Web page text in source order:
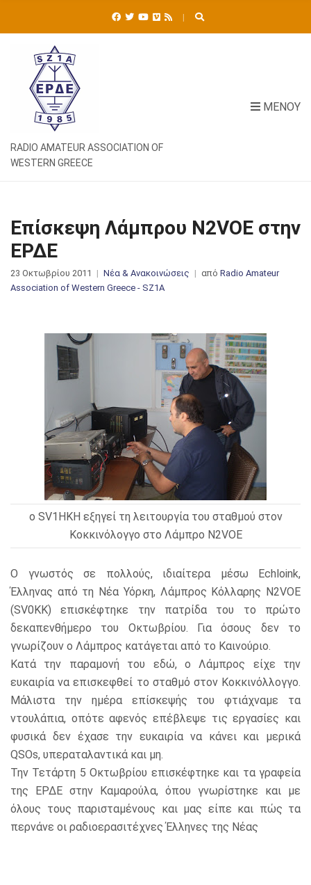
RADIO AMATEUR ASSOCIATION OF
WESTERN GREECE
ΜΕΝΟΎ
Επίσκεψη Λάμπρου N2VOE στην
ΕΡΔΕ
23 Οκτωβρίου 2011 Νέα & Ανακοινώσεις από Radio Amateur
Association of Western Greece - SZ1A
ο SV1HKH εξηγεί τη λειτουργία του σταθμού στον
Κοκκινόλογγο στο Λάμπρο N2VOE
Ο γνωστός σε πολλούς, ιδιαίτερα μέσω Echloink,
Έλληνας από τη Νέα Υόρκη, Λάμπρος Κόλλαρης N2VOE
(SV0KK) επισκέφτηκε την πατρίδα του το πρώτο
δεκαπενθήμερο του Οκτωβρίου. Για όσους δεν το
γνωρίζουν ο Λάμπρος κατάγεται από το Καινούριο.
Κατά την παραμονή του εδώ, ο Λάμπρος είχε την
ευκαιρία να επισκεφθεί το σταθμό στον Κοκκινόλλογγο.
Μάλιστα την ημέρα επίσκεψής του φτιάχναμε τα
ντουλάπια, οπότε αφενός επέβλεψε τις εργασίες και
φυσικά δεν έχασε την ευκαιρία να κάνει και μερικά
QSOs, υπεραταλαντικά και μη.
Την Τετάρτη 5 Οκτωβρίου επισκέφτηκε και τα γραφεία
της ΕΡΔΕ στην Καμαρούλα, όπου γνωρίστηκε και με
όλους τους παρισταμένους και μας είπε και πώς τα
περνάνε οι ραδιοερασιτέχνες Έλληνες της Νέας